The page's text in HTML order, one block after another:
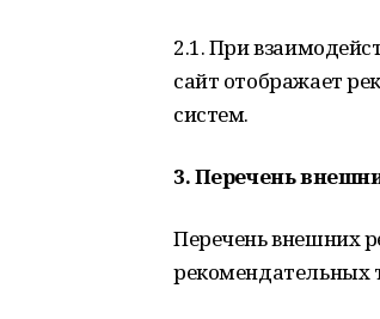
2.1. При
сайт отображает
систем.
3. Перечень
Перечень внешних
рекомендательных